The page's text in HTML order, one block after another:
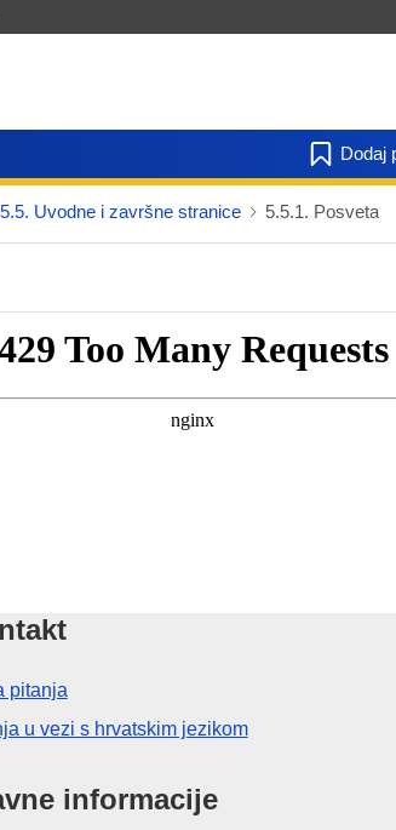
Dodaj
5.5. Uvodne i završne stranice 5.5.1. Posveta
pitanja
u vezi s hrvatskim jezikom
informacije